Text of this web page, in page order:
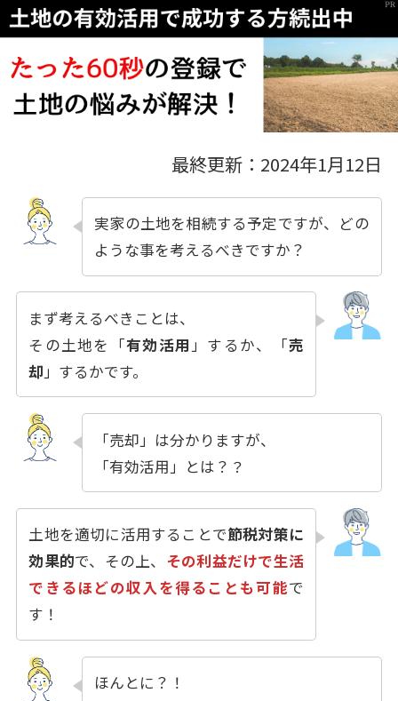
最終更新：2024年1月12日
実家の土地を相続する予定ですが、どの
ような事を考えるべきですか？
まず考えるべきことは、
その土地を「有効活用」するか、「売
却」するかです。
「売却」は分かりますが、
「有効活用」とは？ ？
土地を適切に活用することで節税対策に
効果的で、その上、 その利益だけで生活
できるほどの収入を得ることも可能で
す！
ほんとに？！